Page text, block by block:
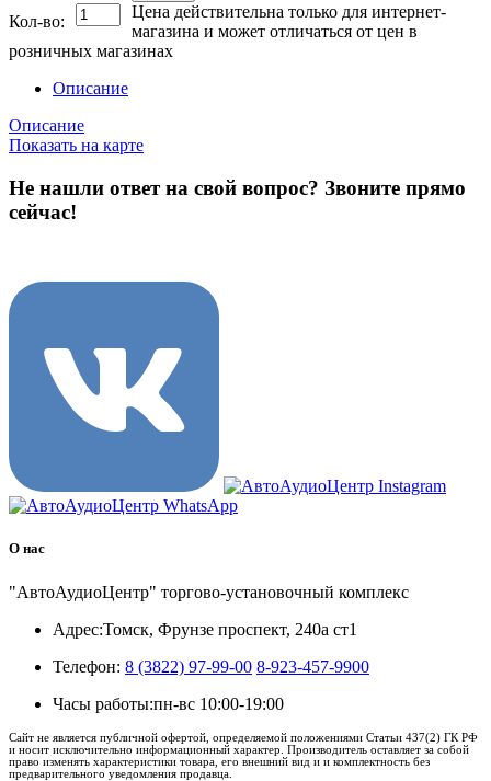
Кол-во:
Цена действительна только для интернет-
магазина и может отличаться от цен в
розничных магазинах
Описание
Описание
Показать на карте
Не нашли ответ на свой вопрос? Звоните прямо
сейчас!
О нас
"АвтоАудиоЦентр" торгово-установочный комплекс
Адрес:Томск, Фрунзе проспект, 240а ст1
Телефон: 8 (3822) 97-99-00 8-923-457-9900
Часы работы:пн-вс 10:00-19:00
Сайт не является публичной офертой, определяемой положениями Статьи 437(2) ГК РФ
и носит исключительно информационный характер. Производитель оставляет за собой
право изменять характеристики товара, его внешний вид и и комплектность без
предварительного уведомления продавца.